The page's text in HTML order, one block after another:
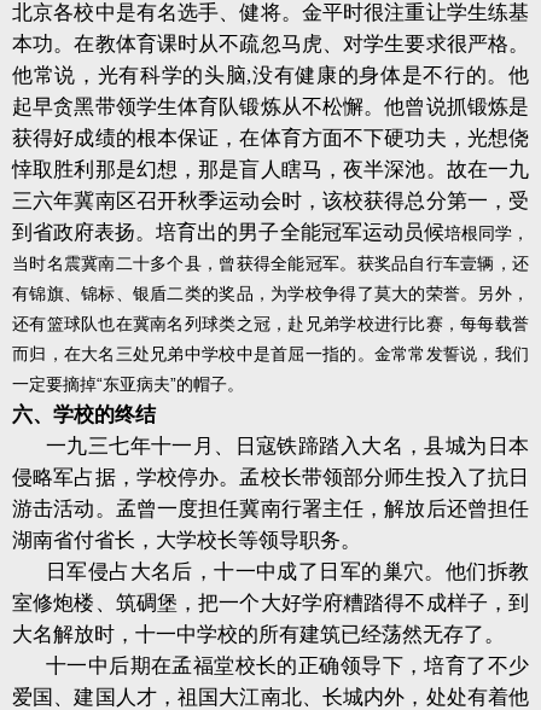
北京各校中是有名选手、健将。金平时很注重让学生练基
本功。在教体育课时从不疏忽马虎、对学生要求很严格。
他常说，光有科学的头脑,没有健康的身体是不行的。他
起早贪黑带领学生体育队锻炼从不松懈。他曾说抓锻炼是
获得好成绩的根本保证，在体育方面不下硬功夫，光想侥
悻取胜利那是幻想，那是盲人瞎马，夜半深池。故在一九
三六年冀南区召开秋季运动会时，该校获得总分第一，受
到省政府表扬。培育出的男子全能冠军运动员候培根同学，
当时名震冀南二十多个县，曾获得全能冠军。获奖品自行车壹辆，还
有锦旗、锦标、银盾二类的奖品，为学校争得了莫大的荣誉。另外，
还有篮球队也在冀南名列球类之冠，赴兄弟学校进行比赛，每每载誉
而归，在大名三处兄弟中学校中是首屈一指的。金常常发誓说，我们
一定要摘掉“东亚病夫”的帽子。
六、学校的终结
一九三七年十一月、日寇铁蹄踏入大名，县城为日本
侵略军占据，学校停办。孟校长带领部分师生投入了抗日
游击活动。孟曾一度担任冀南行署主任，解放后还曾担任
湖南省付省长，大学校长等领导职务。
日军侵占大名后，十一中成了日军的巢穴。他们拆教
室修炮楼、筑碉堡，把一个大好学府糟踏得不成样子，到
大名解放时，十一中学校的所有建筑已经荡然无存了。
十一中后期在孟福堂校长的正确领导下，培育了不少
爱国、建国人才，祖国大江南北、长城内外，处处有着他